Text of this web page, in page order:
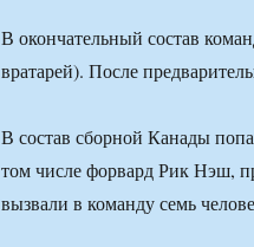
В окончательный состав
вратарей). После
В состав сборной Канады
том числе форвард Рик Нэш,
вызвали в команду семь